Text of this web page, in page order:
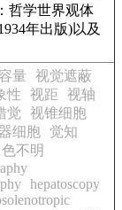
哲学世界观体
年出版)以及
量
视觉遮蔽
性 视距
视轴
觉
视锥细胞
细胞
觉知
不明
hepatoscopy